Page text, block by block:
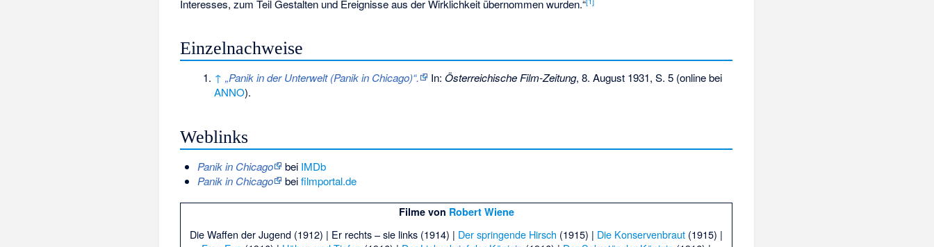
Interesses, zum Teil Gestalten und Ereignisse aus der Wirklichkeit übernommen wurden.“
Einzelnachweise
↑ „Panik in der Unterwelt (Panik in Chicago)“. In: Österreichische Film-Zeitung, 8. August 1931, S. 5 (online bei
ANNO).
Weblinks
Panik in Chicago bei IMDb
Panik in Chicago
beifilmportal.de
Filme von Robert Wiene
Die Waffen der Jugend (1912) | Er rechts – sie links (1914) | Der springende Hirsch (1915) | Die Konservenbraut (1915) |